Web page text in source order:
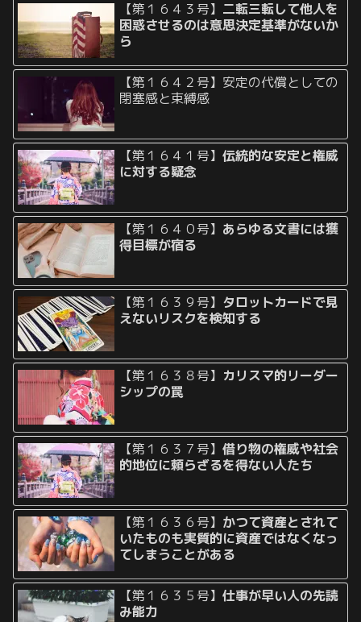
【第１６４３号】 二転三転して他人を
困惑させるのは意思決定基準がないか
ら
【第１６４２号】安定の代償としての
閉塞感と束縛感
【第１６４１号】伝統的な安定と権威
に対する疑念
【第１６４０号】 あらゆる文書には獲
得目標が宿る
【第１６３９号】 タロットカードで見
えないリスクを検知する
【第１６３８号】 カリスマ的リーダー
シップの罠
【第１６３７号】借り物の権威や社会
的地位に頼らざるを得ない人たち
【第１６３６号】 かつて資産とされて
いたものも実質的に資産ではなくなっ
てしまうことがある
【第１６３５号】仕事が早い人の先読
み能力